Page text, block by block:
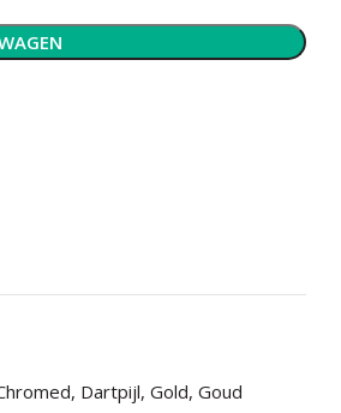
, Dartpijl, Gold, Goud